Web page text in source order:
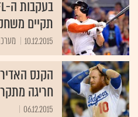
תקיים
10.12.2015
הקנס
חריגה
06.12.2015